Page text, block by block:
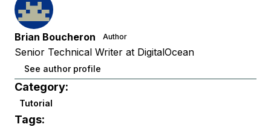
Brian Boucheron Author
Senior Technical Writer at DigitalOcean
See author profile
Category:
Tutorial
Tags: